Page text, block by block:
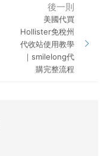
後一則
美國代買
Hollister免稅州
代收站使用教學
｜smilelong代
購完整流程